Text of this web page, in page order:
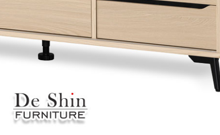
鄉、大湖鄉、頭屋、
配送天數：5~14天
：指定送貨日當天以電話聯絡確認
市地區固定每周(三)、(日)兩天收送貨
通知本公司客服人員，我們將為您更換新品，運費皆由本站負
態且完整包裝，床墊、床包、枕頭類產品需為未拆封狀態(請
文件或資料之完整性)，若未依照上述方式處理，恕無法接受
因個人電腦螢幕的設定色差或解析度等因素， 與實際商品的
，請您訂購前詳加確認。(包含商
為人工丈量，難免會有些許誤差值(約正負0.5CM) 詳細尺寸以